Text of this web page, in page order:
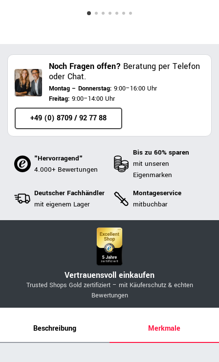
Noch Fragen offen? Beratung per Telefon
oder Chat.
Montag – Donnerstag: 9:00–16:00 Uhr
Freitag: 9:00–14:00 Uhr
+49 (0) 8709 / 92 77 88
"Hervorragend"
4.000+ Bewertungen
Bis zu 60% sparen
mit unseren
Eigenmarken
Deutscher Fachhändler
mit eigenem Lager
Montageservice
mitbuchbar
Vertrauensvoll einkaufen
Trusted Shops Gold zertifiziert – mit Käuferschutz & echten
Bewertungen
Beschreibung Merkmale